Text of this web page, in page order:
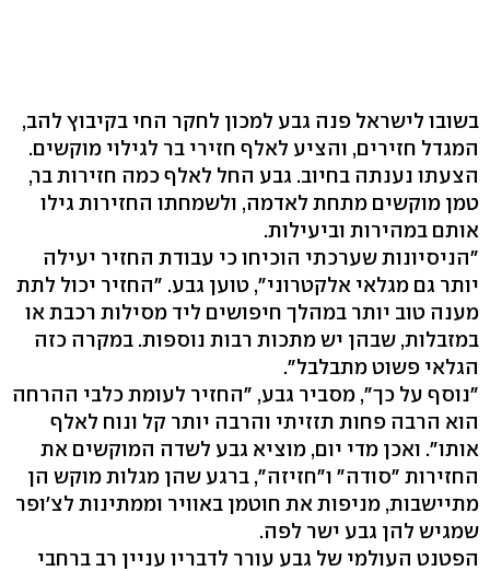
בשובו לישראל פנה גבע למכון לחקר החי בקיבוץ להב,
המגדל חזירים, והציע לאלף חזירי בר לגילוי מוקשים.
הצעתו נענתה בחיוב. גבע החל לאלף כמה חזירות בר,
טמן מוקשים מתחת לאדמה, ולשמחתו החזירות גילו
אותם במהירות וביעילות.
"הניסיונות שערכתי הוכיחו כי עבודת החזיר יעילה
יותר גם מגלאי אלקטרוני", טוען גבע. "החזיר יכול לתת
מענה טוב יותר במהלך חיפושים ליד מסילות רכבת או
במזבלות, שבהן יש מתכות רבות נוספות. במקרה כזה
הגלאי פשוט מתבלבל".
"נוסף על כך", מסביר גבע, "החזיר לעומת כלבי ההרחה
הוא הרבה פחות תזזיתי והרבה יותר קל ונוח לאלף
אותו". ואכן מדי יום, מוציא גבע לשדה המוקשים את
החזירות "סודה" ו"חזיזה", ברגע שהן מגלות מוקש הן
מתיישבות, מניפות את חוטמן באוויר וממתינות לצ'ופר
שמגיש להן גבע ישר לפה.
הפטנט העולמי של גבע עורר לדבריו עניין רב ברחבי